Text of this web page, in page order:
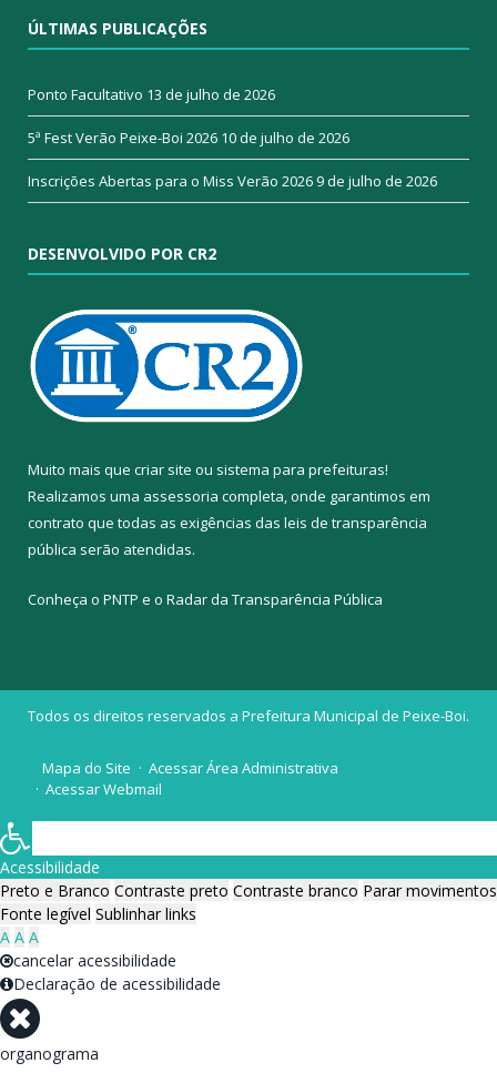
ÚLTIMAS PUBLICAÇÕES
Ponto Facultativo 13 de julho de 2026
5ª Fest Verão Peixe-Boi 2026 10 de julho de 2026
Inscrições Abertas para o Miss Verão 20269 de julho de 2026
DESENVOLVIDO POR CR2
Muito mais que criar site ou sistema para prefeituras!
Realizamos uma assessoria completa, onde garantimos em
contrato que todas as exigências das leis de transparência
pública serão atendidas.
Conheça o PNTP e o Radar da Transparência Pública
Todos os direitos reservados a Prefeitura Municipal de Peixe-Boi.
Mapa do Site
Acessar Área Administrativa
Acessar Webmail
Acessibilidade
Preto e Branco Contraste preto Contraste branco Parar movimentos
Fonte legível Sublinhar links
A A A
cancelar acessibilidade
Declaração de acessibilidade
organograma